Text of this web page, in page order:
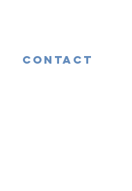
CONTACT